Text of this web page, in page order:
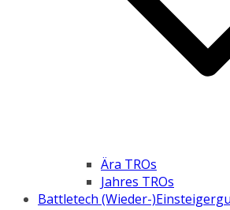
Ära TROs
Jahres TROs
Battletech (Wieder-